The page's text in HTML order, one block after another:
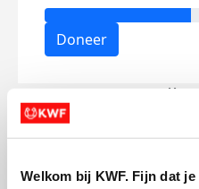
Welkom bij KWF. Fijn dat
Doneer